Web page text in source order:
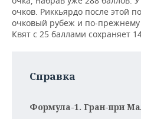
ОПК
ТРАНСПОРТ
УСЛУГИ
IT
МЕДИА
НОВОСТИ МЕРОПРИЯТИЙ
ВЫЕЗДНАЯ РЕДАКЦИЯ
СПОРТ
НОВОСТИ СПОРТА
ОБЩЕСТВО
очков. Риккьярдо после этой
очковый рубеж и по-прежнему
Квят с 25 баллами сохраняет
Справка
Формула-1. Гран-при